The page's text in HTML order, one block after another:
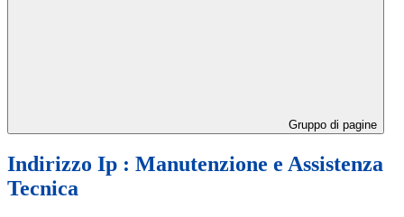
Gruppo di pagine
Indirizzo Ip : Manutenzione e Assistenza
Tecnica